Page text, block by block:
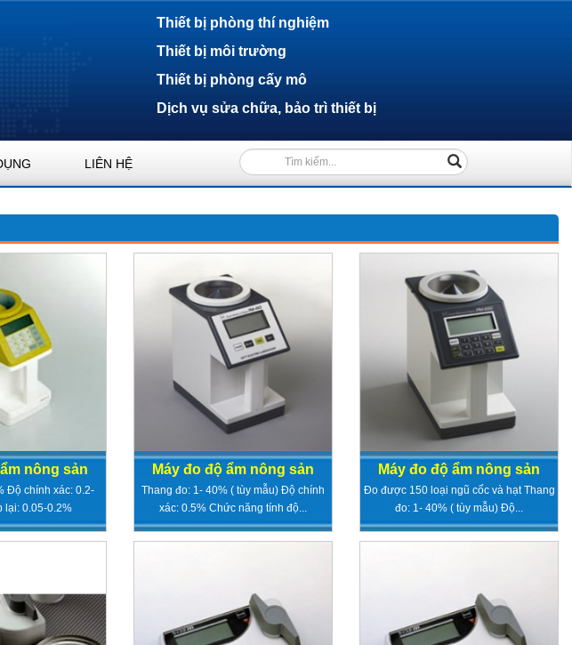
Thiết bị phòng thí nghiệm
Thiết bị môi trường
Thiết bị phòng cấy mô
Dịch vụ sửa chữa, bảo trì thiết bị
LIÊN HỆ
nông sản
Độ chính xác: 0.2-
lại: 0.05-0.2%
Máy đo độ ẩm nông sản
Thang đo: 1- 40% ( tùy mẫu) Độ chính
xác: 0.5% Chức năng tính độ...
Máy đo độ ẩm nông sản
Đo được 150 loại ngũ cốc và hạt Thang
đo: 1- 40% ( tùy mẫu) Độ...